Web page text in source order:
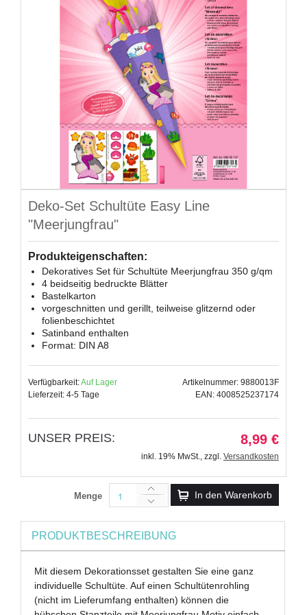
Deko-Set Schultüte Easy Line
"Meerjungfrau"
Produkteigenschaften:
Dekoratives Set für Schultüte Meerjungfrau 350 g/qm
4 beidseitig bedruckte Blätter
Bastelkarton
vorgeschnitten und gerillt, teilweise glitzernd oder
folienbeschichtet
Satinband enthalten
Format: DIN A8
Verfügbarkeit:Auf Lager
Lieferzeit: 4-5 Tage
Artikelnummer: 9880013F
EAN: 4008525237174
UNSER PREIS: 8,99 €
inkl. 19% MwSt., zzgl. Versandkosten
Menge In den Warenkorb
PRODUKTBESCHREIBUNG
Mit diesem Dekorationsset gestalten Sie eine ganz
individuelle Schultüte. Auf einen Schultütenrohling
(nicht im Lieferumfang enthalten) können die